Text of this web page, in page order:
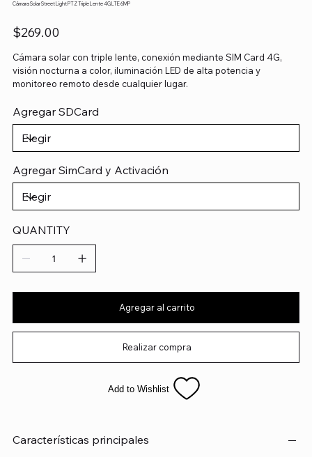
Cámara Solar Street Light PTZ Triple Lente 4G LTE 6MP
Precio
$269.00
Cámara solar con triple lente, conexión mediante SIM Card 4G,
visión nocturna a color, iluminación LED de alta potencia y
monitoreo remoto desde cualquier lugar.
Agregar SDCard
Agregar SimCard y Activación
QUANTITY
Agregar al carrito
Realizar compra
Add to Wishlist
Características principales